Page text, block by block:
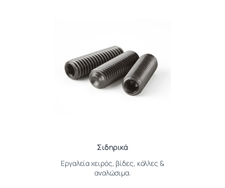
Σιδηρικά
Εργαλεία χειρός, βίδες, κόλλες &
αναλώσιμα.